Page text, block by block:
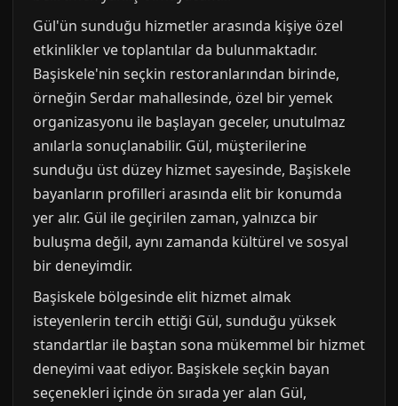
Gül'ün sunduğu hizmetler arasında kişiye özel
etkinlikler ve toplantılar da bulunmaktadır.
Başiskele'nin seçkin restoranlarından birinde,
örneğin Serdar mahallesinde, özel bir yemek
organizasyonu ile başlayan geceler, unutulmaz
anılarla sonuçlanabilir. Gül, müşterilerine
sunduğu üst düzey hizmet sayesinde, Başiskele
bayanların profilleri arasında elit bir konumda
yer alır. Gül ile geçirilen zaman, yalnızca bir
buluşma değil, aynı zamanda kültürel ve sosyal
bir deneyimdir.
Başiskele bölgesinde elit hizmet almak
isteyenlerin tercih ettiği Gül, sunduğu yüksek
standartlar ile baştan sona mükemmel bir hizmet
deneyimi vaat ediyor. Başiskele seçkin bayan
seçenekleri içinde ön sırada yer alan Gül,